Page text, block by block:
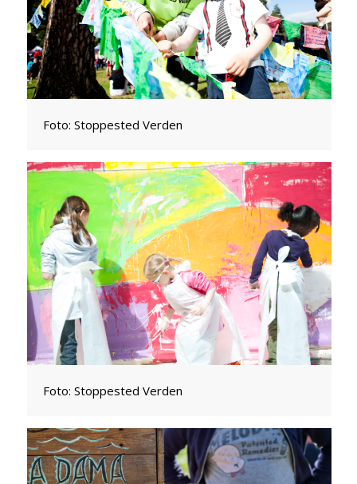
Foto: Stoppested Verden
Foto: Stoppested Verden